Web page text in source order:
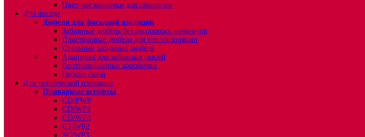
Цветные колпачки для саморезов
Для фасада
Дюбеля для фасадной изоляции
Забивные дюбеля без распорных элементов
Пластиковые дюбеля для теплоизоляции
Стальные забивные дюбеля
Адаптеры для забивных связей
Вентиляционные коробочки
Гибкие связи
Для технической изоляции
Приварные штифты
CD/PWP
CD/WP2
CD/WP3
CT/WP2
SC/WP3